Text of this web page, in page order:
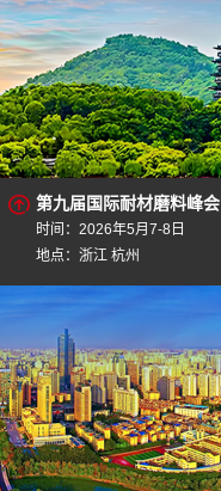
第九届国际耐材磨料峰会
时间：2026年5月7-8日
地点：浙江 杭州